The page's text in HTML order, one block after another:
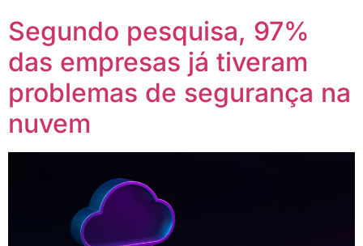
Segundo pesquisa, 97%
das empresas já tiveram
problemas de segurança na
nuvem